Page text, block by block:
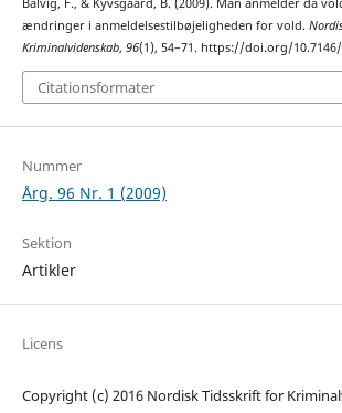
Balvig, F., & Kyvsgaard, B. (2009). Man anmelder da
ændringer i anmeldelsestilbøjeligheden for vold.
Kriminalvidenskab, 96(1), 54–71. https://doi.org/10.7146/
Citationsformater
Nummer
Årg. 96 Nr. 1 (2009)
Sektion
Artikler
Licens
Copyright (c) 2016 Nordisk Tidsskrift for